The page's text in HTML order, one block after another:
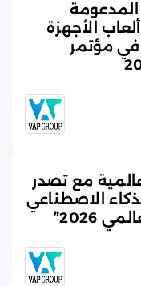
المدعومة
الأجهزة
في مؤتمر
مع تصدر
الاصطناعي
2026”